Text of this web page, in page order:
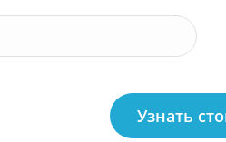
Узнать